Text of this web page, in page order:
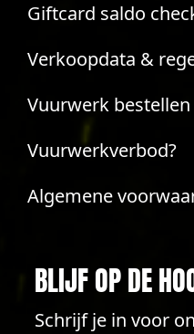
Giftcard saldo
Verkoopdata &
Vuurwerk bestellen
Vuurwerkverbod?
Algemene
BLIJF OP DE
Schrijf je in voor